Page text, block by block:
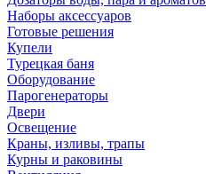
Наборы аксессуаров
Готовые решения
Купели
Турецкая баня
Оборудование
Парогенераторы
Двери
Освещение
Краны, изливы, трапы
Курны и раковины